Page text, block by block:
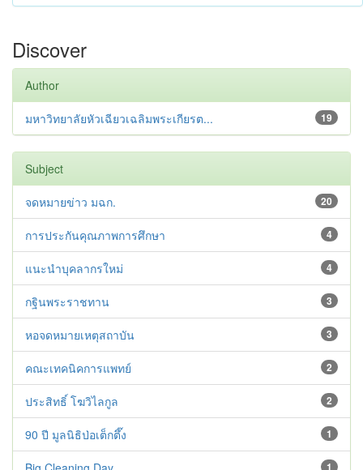
Discover
Author
19
มหาวิทยาลัยหัวเฉียวเฉลิมพระเกียรต...
Subject
20
จดหมายข่าว มฉก.
4
การประกันคุณภาพการศึกษา
4
แนะนำบุคลากรใหม่
3
กฐินพระราชทาน
3
หอจดหมายเหตุสถาบัน
2
คณะเทคนิคการแพทย์
2
ประสิทธิ์ โฆวิไลกูล
1
90 ปี มูลนิธิป่อเต็กตึ๊ง
1